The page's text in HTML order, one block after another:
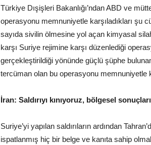
Türkiye Dışişleri Bakanlığı’ndan ABD ve
operasyonu memnuniyetle karşıladıkları şu
sayıda sivilin ölmesine yol açan kimyasal
karşı Suriye rejimine karşı düzenlediği
gerçekleştirildiği yönünde güçlü şüphe
tercüman olan bu operasyonu memnuniyetle
İran: Saldırıyı kınıyoruz, bölgesel
Suriye’yi yapılan saldırıların ardından
ispatlanmış hiç bir belge ve kanıta sahip